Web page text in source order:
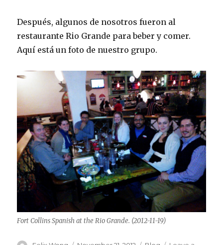
Después, algunos de nosotros fueron al
restaurante Rio Grande para beber y comer.
Aquí está un foto de nuestro grupo.
Fort Collins Spanish at the Rio Grande. (2012-11-19)